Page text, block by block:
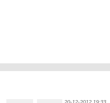
20-12-2012 19:33